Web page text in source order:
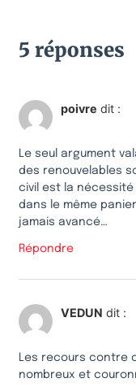
5 réponses
poivre dit :
Le seul argument
des renouvelables
civil est la
dans le même
jamais avancé…
Répondre
VEDUN dit :
Les recours contre
nombreux et